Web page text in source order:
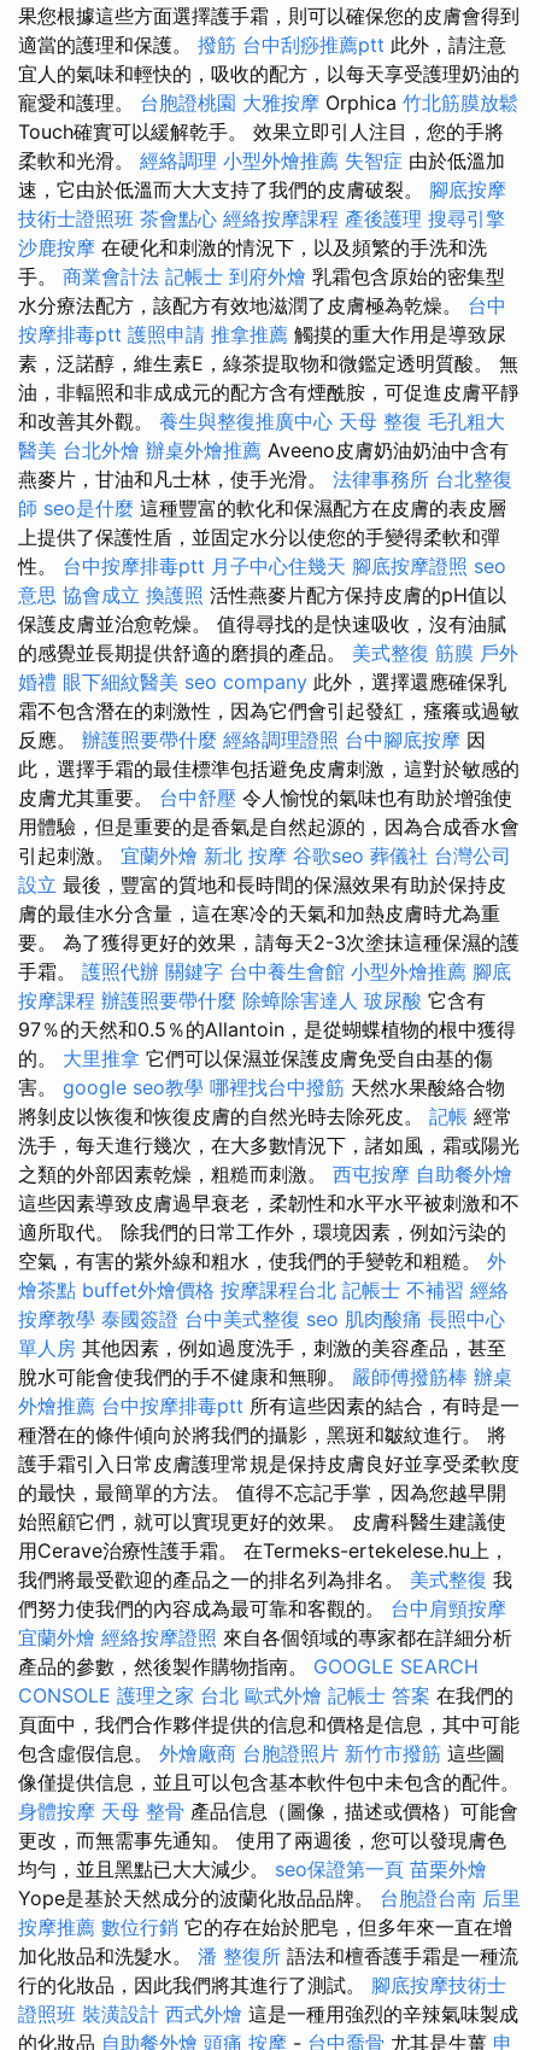
果您根據這些方面選擇護手霜，則可以確保您的皮膚會得到
適當的護理和保護。 撥筋 台中刮痧推薦ptt 此外，請注意
宜人的氣味和輕快的，吸收的配方，以每天享受護理奶油的
寵愛和護理。 台胞證桃園 大雅按摩 Orphica 竹北筋膜放鬆
Touch確實可以緩解乾手。 效果立即引人注目，您的手將
柔軟和光滑。 經絡調理 小型外燴推薦 失智症 由於低溫加
速，它由於低溫而大大支持了我們的皮膚破裂。 腳底按摩
技術士證照班 茶會點心 經絡按摩課程 產後護理 搜尋引擎
沙鹿按摩 在硬化和刺激的情況下，以及頻繁的手洗和洗
手。 商業會計法 記帳士 到府外燴 乳霜包含原始的密集型
水分療法配方，該配方有效地滋潤了皮膚極為乾燥。 台中
按摩排毒ptt 護照申請 推拿推薦 觸摸的重大作用是導致尿
素，泛諾醇，維生素E，綠茶提取物和微鑑定透明質酸。 無
油，非輻照和非成成元的配方含有煙酰胺，可促進皮膚平靜
和改善其外觀。 養生與整復推廣中心 天母 整復 毛孔粗大
醫美 台北外燴 辦桌外燴推薦 Aveeno皮膚奶油奶油中含有
燕麥片，甘油和凡士林，使手光滑。 法律事務所 台北整復
師 seo是什麼 這種豐富的軟化和保濕配方在皮膚的表皮層
上提供了保護性盾，並固定水分以使您的手變得柔軟和彈
性。 台中按摩排毒ptt 月子中心住幾天 腳底按摩證照 seo
意思 協會成立 換護照 活性燕麥片配方保持皮膚的pH值以
保護皮膚並治愈乾燥。 值得尋找的是快速吸收，沒有油膩
的感覺並長期提供舒適的磨損的產品。 美式整復 筋膜 戶外
婚禮 眼下細紋醫美 seo company 此外，選擇還應確保乳
霜不包含潛在的刺激性，因為它們會引起發紅，瘙癢或過敏
反應。 辦護照要帶什麼 經絡調理證照 台中腳底按摩 因
此，選擇手霜的最佳標準包括避免皮膚刺激，這對於敏感的
皮膚尤其重要。 台中舒壓 令人愉悅的氣味也有助於增強使
用體驗，但是重要的是香氣是自然起源的，因為合成香水會
引起刺激。 宜蘭外燴 新北 按摩 谷歌seo 葬儀社 台灣公司
設立 最後，豐富的質地和長時間的保濕效果有助於保持皮
膚的最佳水分含量，這在寒冷的天氣和加熱皮膚時尤為重
要。 為了獲得更好的效果，請每天2-3次塗抹這種保濕的護
手霜。 護照代辦 關鍵字 台中養生會館 小型外燴推薦 腳底
按摩課程 辦護照要帶什麼 除蟑除害達人 玻尿酸 它含有
97％的天然和0.5％的Allantoin，是從蝴蝶植物的根中獲得
的。 大里推拿 它們可以保濕並保護皮膚免受自由基的傷
害。 google seo教學 哪裡找台中撥筋 天然水果酸絡合物
將剝皮以恢復和恢復皮膚的自然光時去除死皮。 記帳 經常
洗手，每天進行幾次，在大多數情況下，諸如風，霜或陽光
之類的外部因素乾燥，粗糙而刺激。 西屯按摩 自助餐外燴
這些因素導致皮膚過早衰老，柔韌性和水平水平被刺激和不
適所取代。 除我們的日常工作外，環境因素，例如污染的
空氣，有害的紫外線和粗水，使我們的手變乾和粗糙。 外
燴茶點 buffet外燴價格 按摩課程台北 記帳士 不補習 經絡
按摩教學 泰國簽證 台中美式整復 seo 肌肉酸痛 長照中心
單人房 其他因素，例如過度洗手，刺激的美容產品，甚至
脫水可能會使我們的手不健康和無聊。 嚴師傅撥筋棒 辦桌
外燴推薦 台中按摩排毒ptt 所有這些因素的結合，有時是一
種潛在的條件傾向於將我們的攝影，黑斑和皺紋進行。 將
護手霜引入日常皮膚護理常規是保持皮膚良好並享受柔軟度
的最快，最簡單的方法。 值得不忘記手掌，因為您越早開
始照顧它們，就可以實現更好的效果。 皮膚科醫生建議使
用Cerave治療性護手霜。 在Termeks-ertekelese.hu上，
我們將最受歡迎的產品之一的排名列為排名。 美式整復 我
們努力使我們的內容成為最可靠和客觀的。 台中肩頸按摩
宜蘭外燴 經絡按摩證照 來自各個領域的專家都在詳細分析
產品的參數，然後製作購物指南。 GOOGLE SEARCH
CONSOLE 護理之家 台北 歐式外燴 記帳士 答案 在我們的
頁面中，我們合作夥伴提供的信息和價格是信息，其中可能
包含虛假信息。 外燴廠商 台胞證照片 新竹市撥筋 這些圖
像僅提供信息，並且可以包含基本軟件包中未包含的配件。
身體按摩 天母 整骨 產品信息（圖像，描述或價格）可能會
更改，而無需事先通知。 使用了兩週後，您可以發現膚色
均勻，並且黑點已大大減少。 seo保證第一頁 苗栗外燴
Yope是基於天然成分的波蘭化妝品品牌。 台胞證台南 后里
按摩推薦 數位行銷 它的存在始於肥皂，但多年來一直在增
加化妝品和洗髮水。 潘 整復所 語法和檀香護手霜是一種流
行的化妝品，因此我們將其進行了測試。 腳底按摩技術士
證照班 裝潢設計 西式外燴 這是一種用強烈的辛辣氣味製成
的化妝品 自助餐外燴 頭痛 按摩 - 台中喬骨 尤其是生薑 申